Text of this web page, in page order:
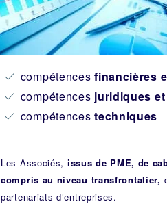
compétencesfinancières
compétences juridiques
compétencestechniques
Les Associés, issus de PME, de
compris au niveau transfrontalier,
partenariats d’entreprises.